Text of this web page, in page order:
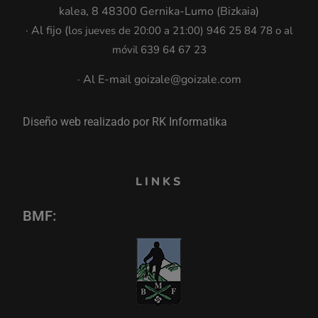
kalea, 8 48300 Gernika-Lumo (Bizkaia)
· Al fijo (los jueves de 20:00 a 21:00) 946 25 84 78 o al
móvil 639 64 67 23
· Al E-mail goizale@goizale.com
Diseño web realizado por RK Informatika
LINKS
BMF: